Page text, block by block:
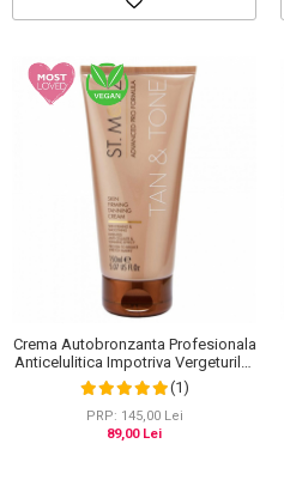
Crema Autobronzanta Profesionala
Anticelulitica Impotriva Vergeturilor
ST MORIZ Advanced PRO Formula
Tan & Tone Skin Firming, 150 ml
(1)
PRP: 145,00 Lei
89,00 Lei